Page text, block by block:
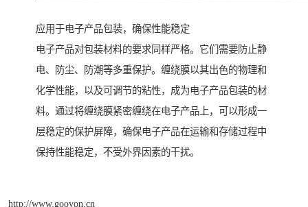
应用于电子产品包装，确保性能稳定
电子产品对包装材料的要求同样严格。它们需要防止静
电、防尘、防潮等多重保护。缠绕膜以其出色的物理和
化学性能，以及可调节的粘性，成为电子产品包装的材
料。通过将缠绕膜紧密缠绕在电子产品上，可以形成一
层稳定的保护屏障，确保电子产品在运输和存储过程中
保持性能稳定，不受外界因素的干扰。
http://www.gooyon.cn